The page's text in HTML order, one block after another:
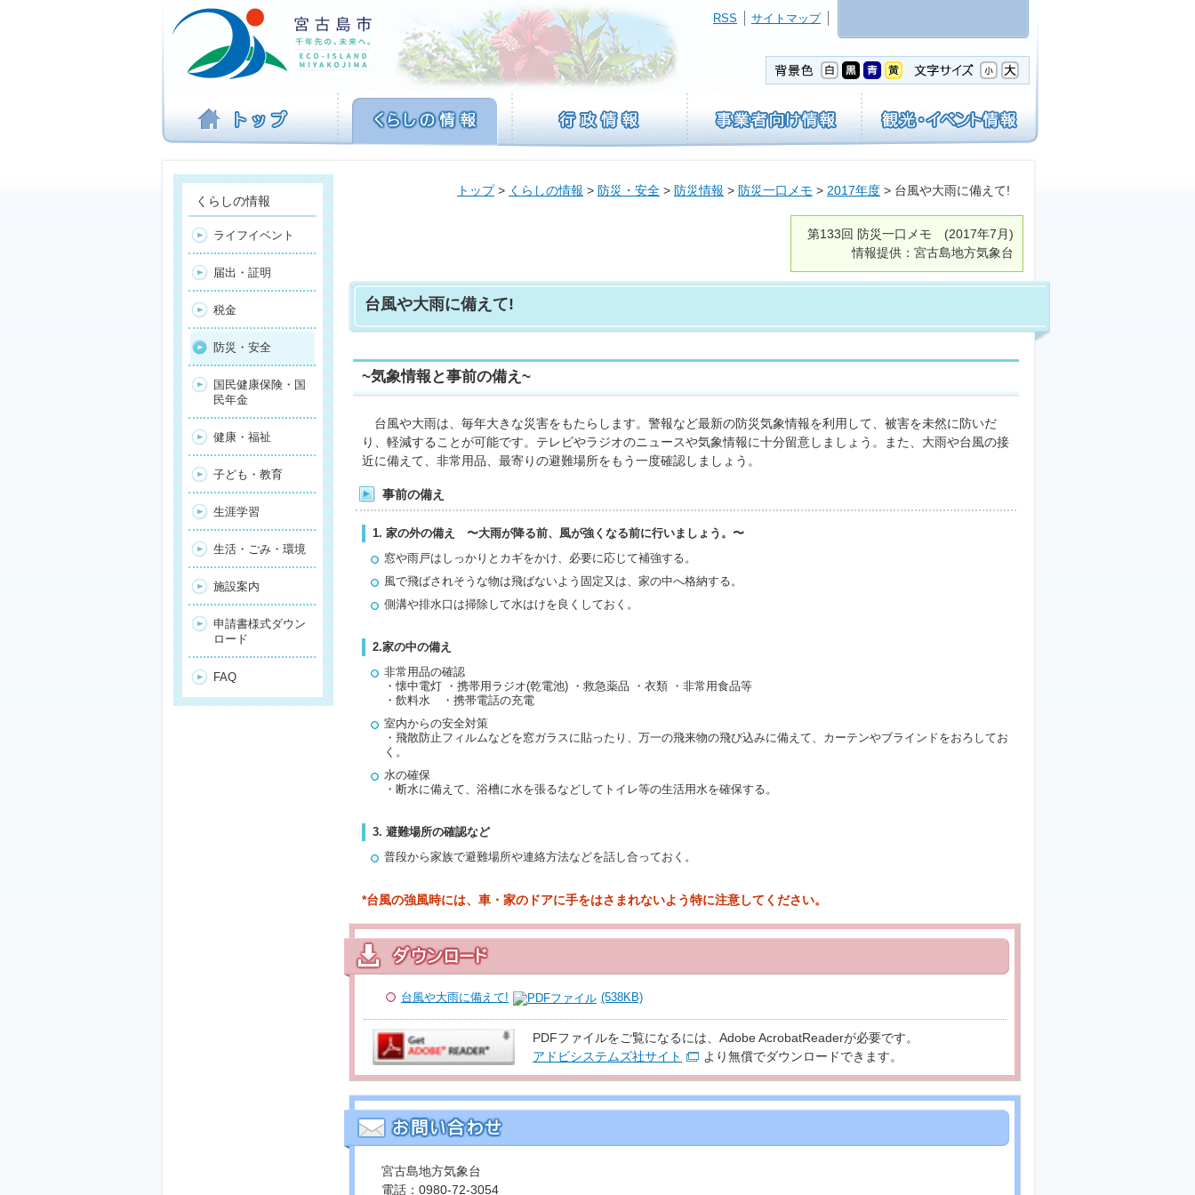
ビ
を
ば
す
サイトマップ
RSS
トップ> くらしの情報 > 防災・安全 > 防災情報 > 防災一口メモ > 2017年度 > 台風や大雨に備えて!
第133回 防災一口メモ (2017年7月)
情報提供：宮古島地方気象台
台風や大雨に備えて!
~気象情報と事前の備え~
台風や大雨は、毎年大きな災害をもたらします。警報など最新の防災気象情報を利用して、被害を未然に防いだ
り、軽減することが可能です。テレビやラジオのニュースや気象情報に十分留意しましょう。また、大雨や台風の接
近に備えて、非常用品、最寄りの避難場所をもう一度確認しましょう。
事前の備え
1. 家の外の備え
〜大雨が降る前、風が強くなる前に行いましょう。〜
窓や雨戸はしっかりとカギをかけ、必要に応じて補強する。
風で飛ばされそうな物は飛ばないよう固定又は、家の中へ格納する。
側溝や排水口は掃除して水はけを良くしておく。
2.家の中の備え
非常用品の確認
・懐中電灯 ・携帯用ラジオ(乾電池) ・救急薬品 ・衣類 ・非常用食品等
・飲料水 ・携帯電話の充電
室内からの安全対策
・飛散防止フィルムなどを窓ガラスに貼ったり、万一の飛来物の飛び込みに備えて、カーテンやブラインドをおろしてお
く。
水の確保
・断水に備えて、浴槽に水を張るなどしてトイレ等の生活用水を確保する。
3. 避難場所の確認など
普段から家族で避難場所や連絡方法などを話し合っておく。
*台風の強風時には、車・家のドアに手をはさまれないよう特に注意してください。
台風や大雨に備えて! (538KB)
PDFファイルをご覧になるには、Adobe AcrobatReaderが必要です。
アドビシステムズ社サイト
より無償でダウンロードできます。
宮古島地方気象台
電話：0980-72-3054
くらしの情報
ライフイベント
届出・証明
税金
防災・安全
国民健康保険・国
民年金
健康・福祉
子ども・教育
生涯学習
生活・ごみ・環境
施設案内
申請書様式ダウン
ロード
FAQ